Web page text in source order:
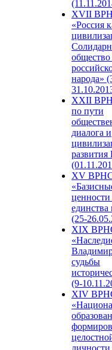
XVII
«Россия
народа»
XXII
по пути
диалога и
развития
XV
единства
(25-
XIX
судьбы
(9-
XIV